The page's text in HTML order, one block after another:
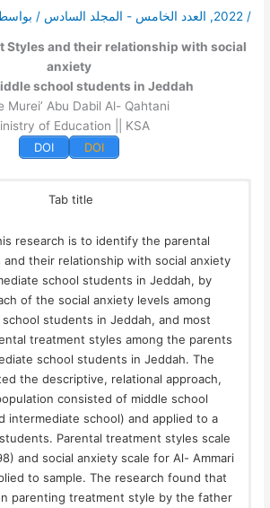
/
2022
, العدد الخامس - المجلد السادس /
Styles and their relationship with social
anxiety
school students in Jeddah
Murei’ Abu Dabil Al- Qahtani
of Education || KSA
DOI
DOI
Tab title
research is to identify the parental
their relationship with social anxiety
school students in Jeddah, by
of the social anxiety levels among
students in Jeddah, and most
treatment styles among the parents
school students in Jeddah. The
the descriptive, relational approach,
consisted of middle school
intermediate school) and applied to a
Parental treatment styles scale
and social anxiety scale for Al- Ammari
to sample. The research found that
parenting treatment style by the father